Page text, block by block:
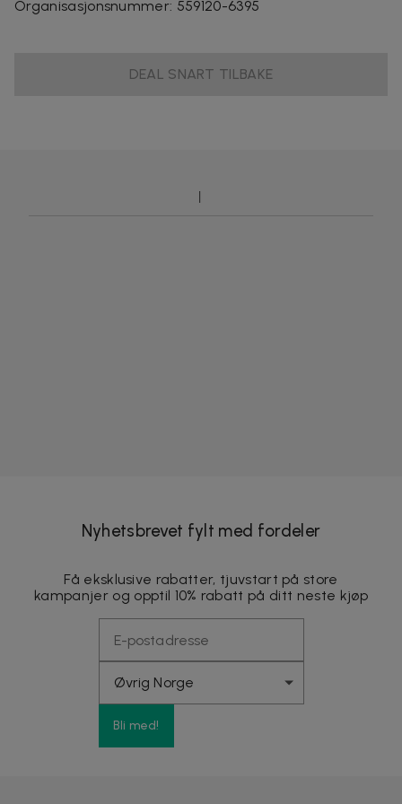
Organisasjonsnummer: 559120-6395
DEAL SNART TILBAKE
Nyhetsbrevet fylt med fordeler
Få eksklusive rabatter, tjuvstart på store
kampanjer og opptil 10% rabatt på ditt neste kjøp
Bli med!